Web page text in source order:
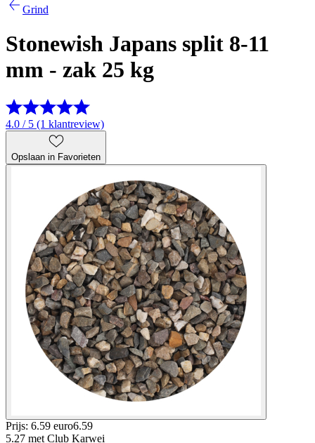
Grind
Stonewish Japans split 8-11
mm - zak 25 kg
4.0 / 5 (1 klantreview)
Opslaan in Favorieten
Prijs: 6.59 euro6.59
5.27 met Club Karwei